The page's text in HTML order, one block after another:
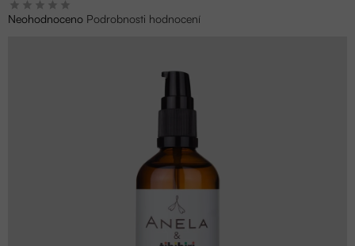
Průměrné
hodnocení
Neohodnoceno Podrobnosti hodnocení